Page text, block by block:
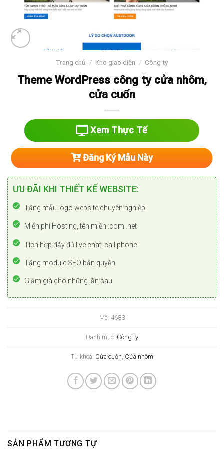
Trang chủ / Kho giao diện / Công ty
Theme WordPress công ty cửa nhôm,
cửa cuốn
Xem Thực Tế
ƯU ĐÃI KHI THIẾT KẾ WEBSITE:
Tặng mẫu logo website chuyên nghiệp
Miễn phí Hosting, tên miền .com .net
Tích hợp đầy đủ live chat, call phone
Tặng module SEO bản quyền
Giảm giá cho những lần sau
Đăng Ký Mẫu Này
Mã: 4683
Danh mục: Công ty
Từ khóa: Cửa cuốn Cửa nhôm
SẢN PHẨM TƯƠNG TỰ